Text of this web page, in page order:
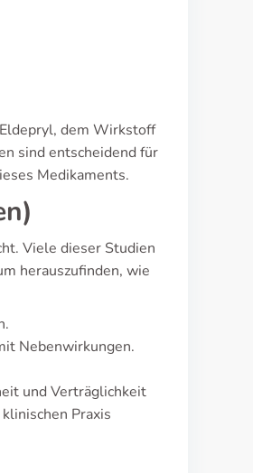
dem Wirkstoff
sind entscheidend für
Medikaments.
Viele dieser Studien
herauszufinden, wie
Nebenwirkungen.
und Verträglichkeit
Praxis